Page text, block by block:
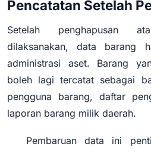
Pencatatan Setelah
Setelah penghapusan
dilaksanakan, data barang
administrasi aset. Barang
boleh lagi tercatat sebagai
pengguna barang, daftar
laporan barang milik daerah.
Pembaruan data ini